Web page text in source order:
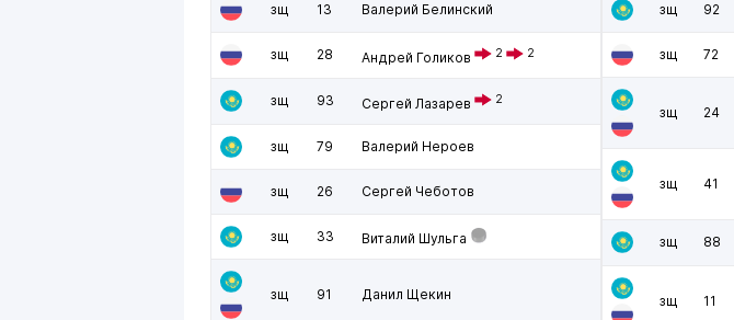
зщ 13 Валерий Белинский
зщ 28 Андрей Голиков 2 2
зщ 93 Сергей Лазарев 2
зщ 79 Валерий Нероев
зщ 26 Сергей Чеботов
зщ 33 Виталий Шульга
зщ 91 Данил Щекин
зщ 92
зщ 72
зщ 24
зщ 41
зщ 88
зщ 11